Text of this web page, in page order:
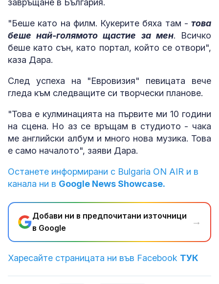
завръщане в България.
"Беше като на филм. Кукерите бяха там - това
беше най-голямото щастие за мен. Всичко
беше като сън, като портал, който се отвори",
каза Дара.
След успеха на "Евровизия" певицата вече
гледа към следващите си творчески планове.
"Това е кулминацията на първите ми 10 години
на сцена. Но аз се връщам в студиото - чака
ме английски албум и много нова музика. Това
е само началото", заяви Дара.
Останете информирани с Bulgaria ON AIR и в
канала ни в Google News Showcase.
Добави ни в предпочитани източници
в Google
→
Харесайте страницата ни във Facebook ТУК